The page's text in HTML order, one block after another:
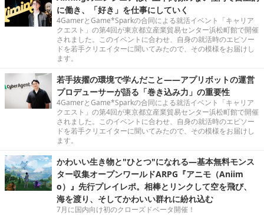
に働き、「好き」を仕事にしていく
4GamerとGame*Sparkの合同による就活イベント「キャリア
クエスト」の第4回が東京都立産業貿易センター浜松町館で開催
されました。このイベントに合わせ、自身の就活時のエピソー
ドを若手クリエイターに聞いてみたので、その模様をお届けし
ます。
若手抜擢の環境で学んだこと――アプリボットの運営
プロデューサーが語る「巻き込み力」の重要性
4GamerとGame*Sparkの合同による就活イベント「キャリア
クエスト」の第4回が東京都立産業貿易センター浜松町館で開催
されました。このイベントに合わせ、自身の就活時のエピソー
ドを若手クリエイターに聞いてみたので、その模様をお届けし
ます。
かわいい生き物と"ひとつ"になれる―基本無料モンス
ター収集オープンワールドARPG『アニモ（Aniim
o）』先行プレイレポ。相棒とリンクして空を飛び、
海を渡り、そしてかわいい群れに紛れ込む
7月に国内向け初のクローズドベータ開催！